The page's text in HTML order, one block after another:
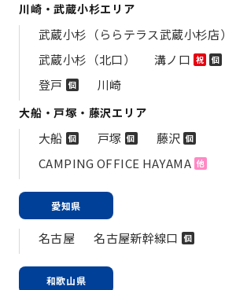
川崎・武蔵小杉エリア
武蔵小杉（ららテラス武蔵小杉店）
武蔵小杉（北口）
溝ノ口 祝 個
登戸 個 川崎
大船・戸塚・藤沢エリア
大船 個 戸塚 個 藤沢 個
CAMPING OFFICE HAYAMA 他
愛知県
名古屋 名古屋新幹線口 個
和歌山県